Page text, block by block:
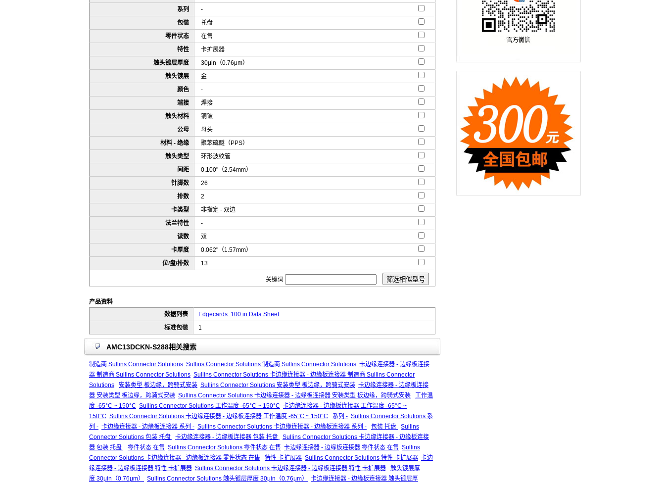
系列
-
包装
托盘
零件状态
在售
特性
卡扩展器
触头镀层厚度
30μin（0.76μm）
触头镀层
金
颜色
-
端接
焊接
触头材料
铜铍
公母
母头
材料 - 绝缘
聚苯硫醚（PPS）
触头类型
环形波纹管
间距
0.100"（2.54mm）
针脚数
26
排数
2
卡类型
非指定 - 双边
法兰特性
-
读数
双
卡厚度
0.062"（1.57mm）
位/盘/排数
13
关键词
产品资料
数据列表
Edgecards .100 in Data Sheet
标准包装
1
AMC13DCKN-S288相关搜索
制造商 Sullins Connector Solutions Sullins Connector Solutions 制造商 Sullins Connector Solutions 卡边缘连接器 - 边缘板连接
器 制造商 Sullins Connector Solutions Sullins Connector Solutions 卡边缘连接器 - 边缘板连接器 制造商 Sullins Connector
Solutions
安装类型 板边缘，跨骑式安装 Sullins Connector Solutions 安装类型 板边缘，跨骑式安装 卡边缘连接器 - 边缘板连接
器 安装类型 板边缘，跨骑式安装 Sullins Connector Solutions 卡边缘连接器 - 边缘板连接器 安装类型 板边缘，跨骑式安装
工作温
度 -65°C ~ 150°C Sullins Connector Solutions 工作温度 -65°C ~ 150°C 卡边缘连接器 - 边缘板连接器 工作温度 -65°C ~
150°C Sullins Connector Solutions 卡边缘连接器 - 边缘板连接器 工作温度 -65°C ~ 150°C 系列 - Sullins Connector Solutions 系
列 - 卡边缘连接器 - 边缘板连接器 系列 - Sullins Connector Solutions 卡边缘连接器 - 边缘板连接器 系列 - 包装 托盘
Sullins
Connector Solutions 包装 托盘
卡边缘连接器 - 边缘板连接器 包装 托盘
Sullins Connector Solutions 卡边缘连接器 - 边缘板连接
器 包装 托盘
零件状态 在售 Sullins Connector Solutions 零件状态 在售 卡边缘连接器 - 边缘板连接器 零件状态 在售 Sullins
Connector Solutions 卡边缘连接器 - 边缘板连接器 零件状态 在售
特性 卡扩展器 Sullins Connector Solutions 特性 卡扩展器 卡边
缘连接器 - 边缘板连接器 特性 卡扩展器 Sullins Connector Solutions 卡边缘连接器 - 边缘板连接器 特性 卡扩展器
触头镀层厚
度 30μin（0.76μm）
Sullins Connector Solutions 触头镀层厚度 30μin（0.76μm）
卡边缘连接器 - 边缘板连接器 触头镀层厚